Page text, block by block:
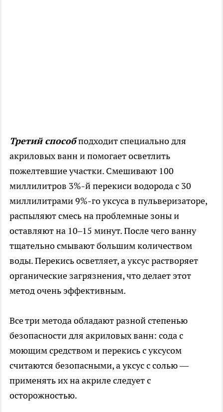
Третий способподходит специально для
акриловых ванн и помогает осветлить
пожелтевшие участки. Смешивают 100
миллилитров 3%-й перекиси водорода с 30
миллилитрами 9%-го уксуса в пульверизаторе,
распыляют смесь на проблемные зоны и
оставляют на 10–15 минут. После чего ванну
тщательно смывают большим количеством
воды. Перекись осветляет, а уксус растворяет
органические загрязнения, что делает этот
метод очень эффективным.
Все три метода обладают разной степенью
безопасности для акриловых ванн: сода с
моющим средством и перекись с уксусом
считаются безопасными, а уксус с солью —
применять их на акриле следует с
осторожностью.